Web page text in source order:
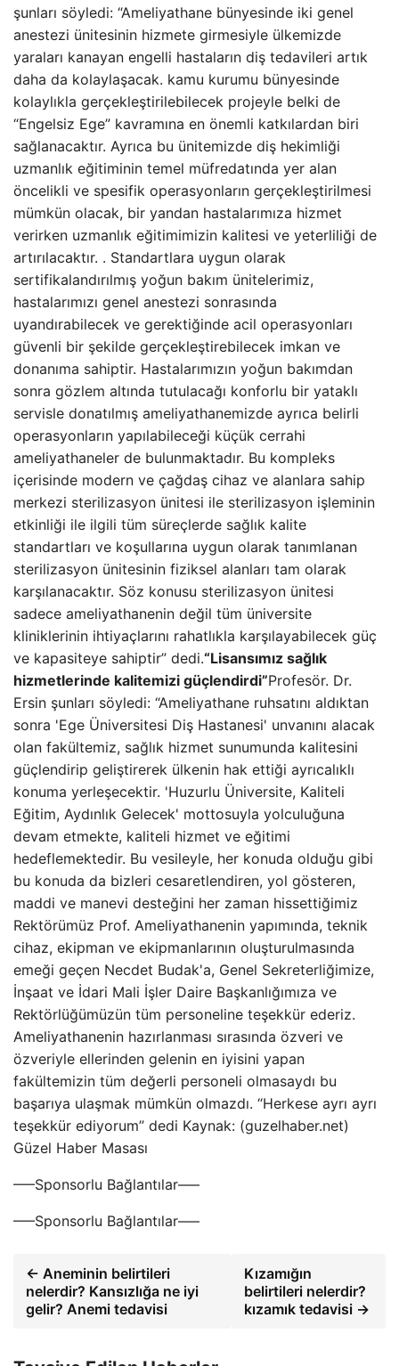
şunları söyledi: “Ameliyathane bünyesinde iki genel
anestezi ünitesinin hizmete girmesiyle ülkemizde
yaraları kanayan engelli hastaların diş tedavileri artık
daha da kolaylaşacak. kamu kurumu bünyesinde
kolaylıkla gerçekleştirilebilecek projeyle belki de
“Engelsiz Ege” kavramına en önemli katkılardan biri
sağlanacaktır. Ayrıca bu ünitemizde diş hekimliği
uzmanlık eğitiminin temel müfredatında yer alan
öncelikli ve spesifik operasyonların gerçekleştirilmesi
mümkün olacak, bir yandan hastalarımıza hizmet
verirken uzmanlık eğitimimizin kalitesi ve yeterliliği de
artırılacaktır. . Standartlara uygun olarak
sertifikalandırılmış yoğun bakım ünitelerimiz,
hastalarımızı genel anestezi sonrasında
uyandırabilecek ve gerektiğinde acil operasyonları
güvenli bir şekilde gerçekleştirebilecek imkan ve
donanıma sahiptir. Hastalarımızın yoğun bakımdan
sonra gözlem altında tutulacağı konforlu bir yataklı
servisle donatılmış ameliyathanemizde ayrıca belirli
operasyonların yapılabileceği küçük cerrahi
ameliyathaneler de bulunmaktadır. Bu kompleks
içerisinde modern ve çağdaş cihaz ve alanlara sahip
merkezi sterilizasyon ünitesi ile sterilizasyon işleminin
etkinliği ile ilgili tüm süreçlerde sağlık kalite
standartları ve koşullarına uygun olarak tanımlanan
sterilizasyon ünitesinin fiziksel alanları tam olarak
karşılanacaktır. Söz konusu sterilizasyon ünitesi
sadece ameliyathanenin değil tüm üniversite
kliniklerinin ihtiyaçlarını rahatlıkla karşılayabilecek güç
ve kapasiteye sahiptir” dedi.“Lisansımız sağlık
hizmetlerinde kalitemizi güçlendirdi”Profesör. Dr.
Ersin şunları söyledi: “Ameliyathane ruhsatını aldıktan
sonra 'Ege Üniversitesi Diş Hastanesi' unvanını alacak
olan fakültemiz, sağlık hizmet sunumunda kalitesini
güçlendirip geliştirerek ülkenin hak ettiği ayrıcalıklı
konuma yerleşecektir. 'Huzurlu Üniversite, Kaliteli
Eğitim, Aydınlık Gelecek' mottosuyla yolculuğuna
devam etmekte, kaliteli hizmet ve eğitimi
hedeflemektedir. Bu vesileyle, her konuda olduğu gibi
bu konuda da bizleri cesaretlendiren, yol gösteren,
maddi ve manevi desteğini her zaman hissettiğimiz
Rektörümüz Prof. Ameliyathanenin yapımında, teknik
cihaz, ekipman ve ekipmanlarının oluşturulmasında
emeği geçen Necdet Budak'a, Genel Sekreterliğimize,
İnşaat ve İdari Mali İşler Daire Başkanlığımıza ve
Rektörlüğümüzün tüm personeline teşekkür ederiz.
Ameliyathanenin hazırlanması sırasında özveri ve
özveriyle ellerinden gelenin en iyisini yapan
fakültemizin tüm değerli personeli olmasaydı bu
başarıya ulaşmak mümkün olmazdı. “Herkese ayrı ayrı
teşekkür ediyorum” dedi Kaynak: (guzelhaber.net)
Güzel Haber Masası
—–Sponsorlu Bağlantılar—–
—–Sponsorlu Bağlantılar—–
← Aneminin belirtileri
nelerdir? Kansızlığa ne iyi
gelir? Anemi tedavisi
Kızamığın
belirtileri nelerdir?
kızamık tedavisi →